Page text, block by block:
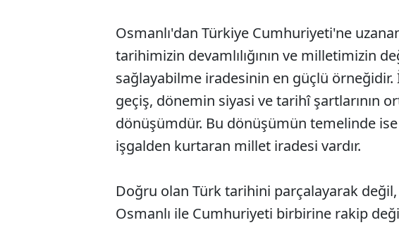
Osmanlı'dan Türkiye Cumhuriyeti'ne
tarihimizin devamlılığının ve milletimizin
sağlayabilme iradesinin en güçlü
geçiş, dönemin siyasi ve tarihî şartlarının
dönüşümdür. Bu dönüşümün temelinde
işgalden kurtaran millet iradesi vardır.
Doğru olan Türk tarihini parçalayarak
Osmanlı ile Cumhuriyeti birbirine rakip